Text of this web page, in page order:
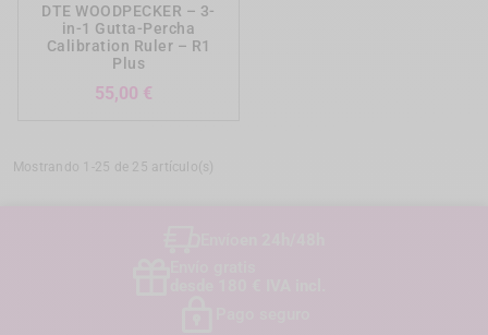
DTE WOODPECKER – 3-
in-1 Gutta-Percha
Calibration Ruler – R1
Plus
55,00 €
Mostrando 1-25 de 25 artículo(s)